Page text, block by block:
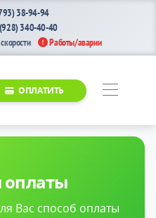
38-94-94
340-40-40
Работы/аварии
ОПЛАТИТЬ
оплаты
Вас способ оплаты